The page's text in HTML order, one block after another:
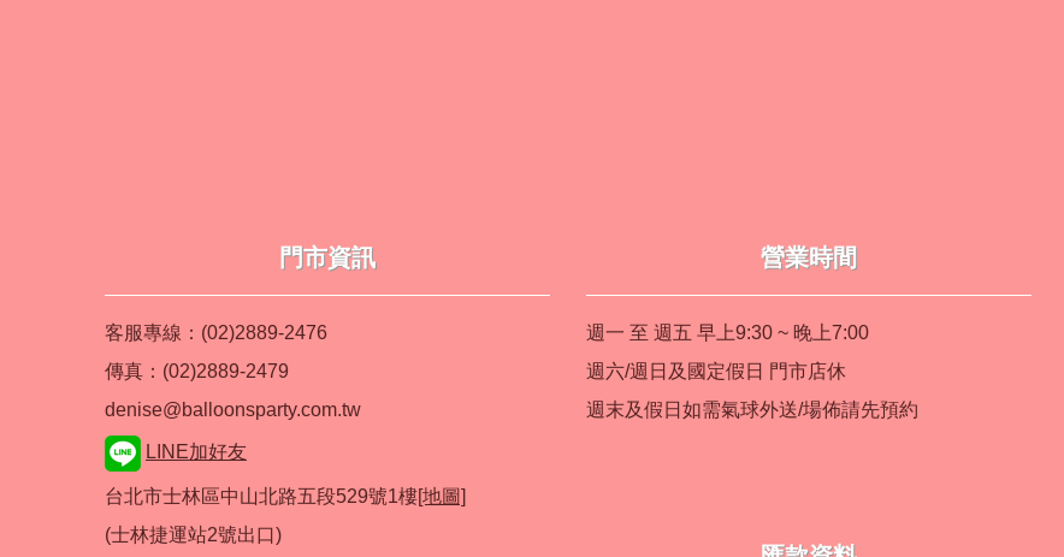
門市資訊
客服專線：(02)2889-2476
傳真：(02)2889-2479
denise@balloonsparty.com.tw
LINE加好友
台北市士林區中山北路五段529號1樓[地圖]
(士林捷運站2號出口)
營業時間
週一 至 週五 早上9:30 ~ 晚上7:00
週六/週日及國定假日 門市店休
週末及假日如需氣球外送/場佈請先預約